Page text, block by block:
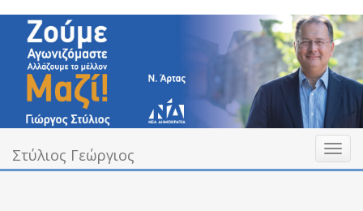
content
Στύλιος Γεώργιος
Υπεύθυνα Δίπλα σας Toggle
Στύλιος Γεώργιος